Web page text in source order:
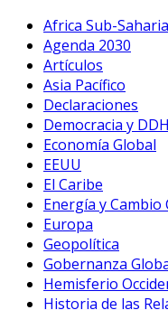
Africa Sub-
Agenda 2030
Artículos
Asia Pacífico
Declaraciones
Democracia y
Economía Global
EEUU
El Caribe
Energía y Cambio
Europa
Geopolítica
Gobernanza
Hemisferio
Historia de las